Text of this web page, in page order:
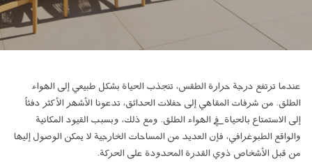
ابق على تواصل معنا
اطلب تقدير السعر
FAQ
ابق على تواصل معنا
عندما ترتفع درجة حرارة الطقس، تنجذب الحياة بشكل طبيعي إلى الهواء
الطلق. من شرفات المقاهي إلى حفلات الحدائق، تدعونا الأشهر الأكثر دفئاً
إلى الاستمتاع بالحياة في الهواء الطلق. ومع ذلك، وبسبب القيود المكانية
والواقع الطبوغرافي، فإن العديد من المساحات الخارجية لا يمكن الوصول إليها
من قبل الأشخاص ذوي القدرة المحدودة على الحركة.